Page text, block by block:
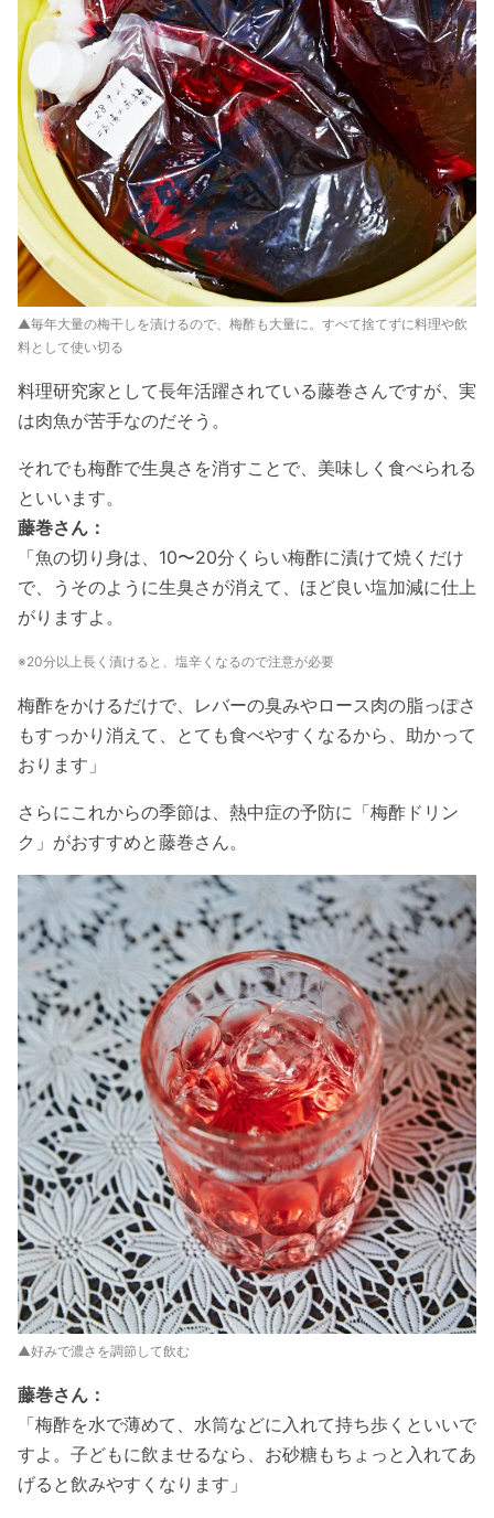
▲毎年大量の梅干しを漬けるので、梅酢も大量に。すべて捨てずに料理や飲
料として使い切る
料理研究家として長年活躍されている藤巻さんですが、実
は肉魚が苦手なのだそう。
それでも梅酢で生臭さを消すことで、美味しく食べられる
といいます。
藤巻さん：
「魚の切り身は、10〜20分くらい梅酢に漬けて焼くだけ
で、うそのように生臭さが消えて、ほど良い塩加減に仕上
がりますよ。
※20分以上長く漬けると、塩辛くなるので注意が必要
梅酢をかけるだけで、レバーの臭みやロース肉の脂っぽさ
もすっかり消えて、とても食べやすくなるから、助かって
おります」
さらにこれからの季節は、熱中症の予防に「梅酢ドリン
ク」がおすすめと藤巻さん。
▲好みで濃さを調節して飲む
藤巻さん：
「梅酢を水で薄めて、水筒などに入れて持ち歩くといいで
すよ。子どもに飲ませるなら、お砂糖もちょっと入れてあ
げると飲みやすくなります」